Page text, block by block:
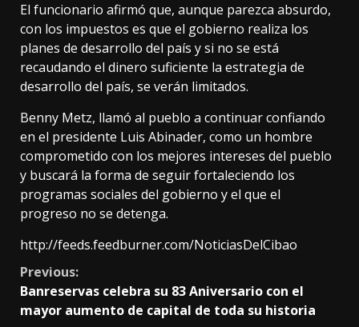
El funcionario afirmó que, aunque parezca absurdo,
con los impuestos es que el gobierno realiza los
planes de desarrollo del país y si no se está
recaudando el dinero suficiente la estrategia de
desarrollo del país, se verán limitados.
Benny Metz, llamó al pueblo a continuar confiando
en el presidente Luis Abinader, como un hombre
comprometido con los mejores intereses del pueblo
y buscará la forma de seguir fortaleciendo los
programas sociales del gobierno y el que el
progreso no se detenga.
http://feeds.feedburner.com/NoticiasDelCibao
Continue
Reading
Previous:
Banreservas celebra su 83 Aniversario con el
mayor aumento de capital de toda su historia